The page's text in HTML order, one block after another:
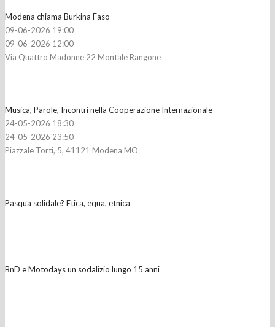
Modena chiama Burkina Faso
09-06-2026 19:00
09-06-2026 12:00
Via Quattro Madonne 22 Montale Rangone
Musica, Parole, Incontri nella Cooperazione Internazionale
24-05-2026 18:30
24-05-2026 23:50
Piazzale Torti, 5, 41121 Modena MO
Pasqua solidale? Etica, equa, etnica
BnD e Motodays un sodalizio lungo 15 anni